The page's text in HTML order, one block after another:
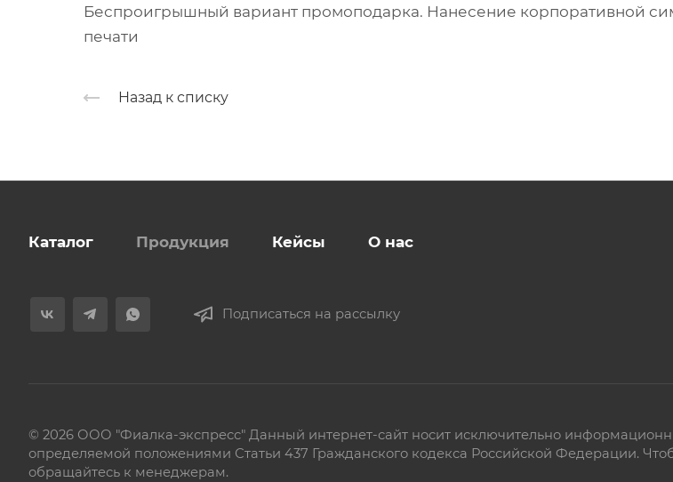
Беспроигрышный вариант промоподарка. Нанесение корпоративной
печати
Назад к списку
Каталог Продукция Кейсы О нас
Подписаться на рассылку
© 2026 ООО "Фиалка-экспресс" Данный интернет-сайт носит исключительно
определяемой положениями Статьи 437 Гражданского кодекса Российской Федерации.
обращайтесь к менеджерам.